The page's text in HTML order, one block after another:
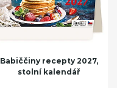
Babiččiny recepty 2027,
stolní kalendář